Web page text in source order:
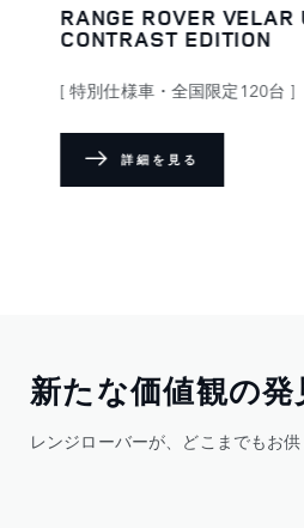
RANGE ROVER VELAR
CONTRAST EDITION
[ 特別仕様車・全国限定120台 ]
詳細を見る
新たな価値観の発
レンジローバーが、どこまでもお供